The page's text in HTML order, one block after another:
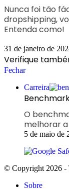
Nunca foi tão
dropshipping,
Entenda como!
31 de janeiro de
Verifique
Fechar
Carreira
O
melhorar a
5 de maio de
© Copyright 2026 -
Sobre